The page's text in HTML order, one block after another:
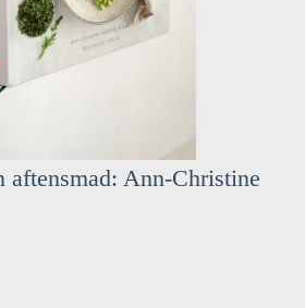
aftensmad: Ann-Christine